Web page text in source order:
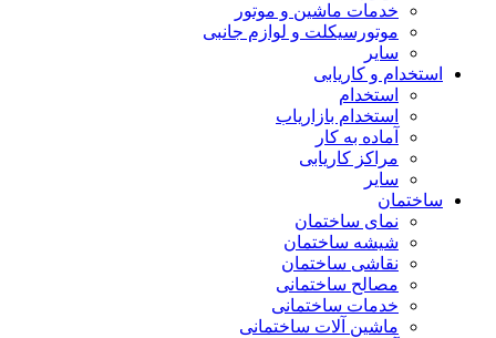
خدمات ماشین و موتور
موتورسیکلت و لوازم جانبی
سایر
استخدام و کاریابی
استخدام
استخدام بازاریاب
آماده به کار
مراکز کاریابی
سایر
ساختمان
نمای ساختمان
شیشه ساختمان
نقاشی ساختمان
مصالح ساختمانی
خدمات ساختمانی
ماشین آلات ساختمانی